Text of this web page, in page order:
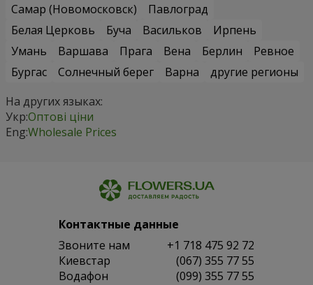
Самар (Новомосковск)
Павлоград
Белая Церковь
Буча Васильков
Ирпень
Умань
Варшава Прага Вена Берлин
Ревное
Бургас
Солнечный берег Варна
другие регионы
На других языках:
Укр:Оптові ціни
Eng:Wholesale Prices
Контактные данные
Звоните нам
+1 718 475 92 72
Киевстар
(067) 355 77 55
Водафон
(099) 355 77 55